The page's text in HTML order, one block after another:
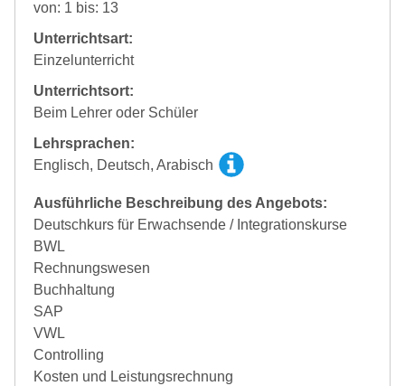
von: 1 bis: 13
Unterrichtsart:
Einzelunterricht
Unterrichtsort:
Beim Lehrer oder Schüler
Lehrsprachen:
Englisch, Deutsch, Arabisch
Ausführliche Beschreibung des Angebots:
Deutschkurs für Erwachsende / Integrationskurse
BWL
Rechnungswesen
Buchhaltung
SAP
VWL
Controlling
Kosten und Leistungsrechnung